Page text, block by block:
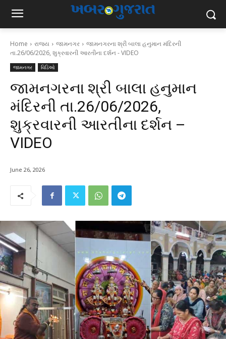
Home રાજ્ય જામનગર
જામનગરના શ્રી બાલા હનુમાન મંદિરની
તા.26/06/2026, શુક્રવારની આરતીના દર્શન - VIDEO
જામનગર વિડિઓ
જામનગરના શ્રી બાલા હનુમાન
મંદિરની તા.26/06/2026,
શુક્રવારની આરતીના દર્શન –
VIDEO
June 26, 2026